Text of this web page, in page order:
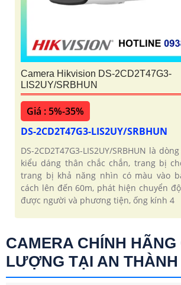
Camera Hikvision DS-2CD2T47G3-
LIS2UY/SRBHUN
Giá : 5%-35%
DS-2CD2T47G3-LIS2UY/SRBHUN
DS-2CD2T47G3-LIS2UY/SRBHUN là
kiểu dáng thân chắc chắn, trang bị
trang bị khả năng nhìn có màu vào
cách lên đến 60m, phát hiện chuyển
được người và phương tiện, ống kính 4
CAMERA CHÍNH HÃNG
LƯỢNG TẠI AN